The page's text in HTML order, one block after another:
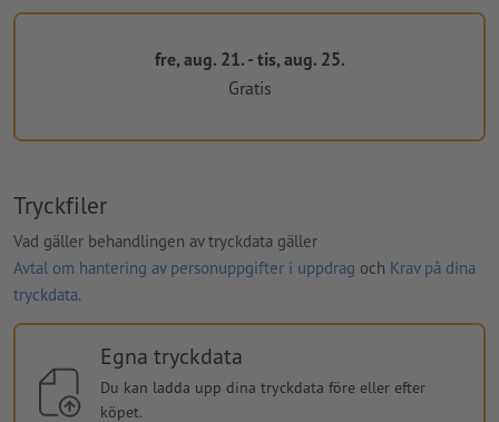
fre, aug. 21. - tis, aug. 25.
Gratis
Tryckfiler
Vad gäller behandlingen av tryckdata gäller
Avtal om hantering av personuppgifter i uppdrag och Krav på dina
tryckdata.
Egna tryckdata
Du kan ladda upp dina tryckdata före eller efter
köpet.